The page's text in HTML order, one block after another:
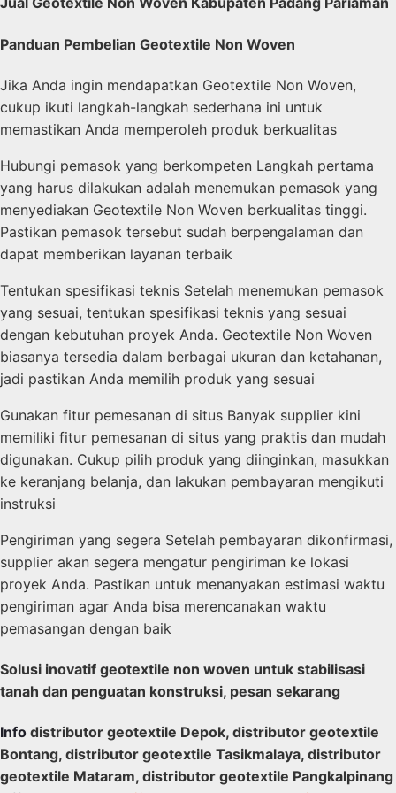
Panduan Pembelian Geotextile Non Woven
Jika Anda ingin mendapatkan Geotextile Non Woven,
cukup ikuti langkah-langkah sederhana ini untuk
memastikan Anda memperoleh produk berkualitas
Hubungi pemasok yang berkompeten Langkah pertama
yang harus dilakukan adalah menemukan pemasok yang
menyediakan Geotextile Non Woven berkualitas tinggi.
Pastikan pemasok tersebut sudah berpengalaman dan
dapat memberikan layanan terbaik
Tentukan spesifikasi teknis Setelah menemukan pemasok
yang sesuai, tentukan spesifikasi teknis yang sesuai
dengan kebutuhan proyek Anda. Geotextile Non Woven
biasanya tersedia dalam berbagai ukuran dan ketahanan,
jadi pastikan Anda memilih produk yang sesuai
Gunakan fitur pemesanan di situs Banyak supplier kini
memiliki fitur pemesanan di situs yang praktis dan mudah
digunakan. Cukup pilih produk yang diinginkan, masukkan
ke keranjang belanja, dan lakukan pembayaran mengikuti
instruksi
Pengiriman yang segera Setelah pembayaran dikonfirmasi,
supplier akan segera mengatur pengiriman ke lokasi
proyek Anda. Pastikan untuk menanyakan estimasi waktu
pengiriman agar Anda bisa merencanakan waktu
pemasangan dengan baik
Solusi inovatif geotextile non woven untuk stabilisasi
tanah dan penguatan konstruksi, pesan sekarang
Info distributor geotextile Depok, distributor geotextile
Bontang, distributor geotextile Tasikmalaya, distributor
geotextile Mataram, distributor geotextile Pangkalpinang